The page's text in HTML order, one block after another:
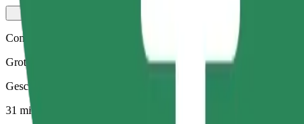
Comfort Electric
Grotere elektrische voertuigen met meer beenruimte en opslagruimte
Geschatte reistijd
31 min